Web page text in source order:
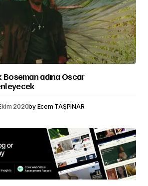
adına Oscar
2020by Ecem TAŞPINAR